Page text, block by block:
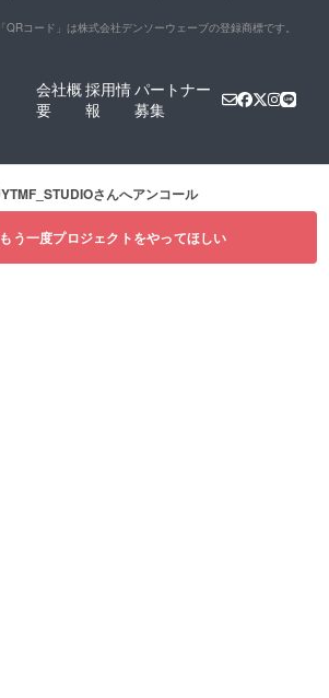
「QRコード」は株式会社デンソーウェーブの登録商標です。
会社概
要
採用情
報
パートナー
募集
YTMF_STUDIOさんへアンコール
もう一度プロジェクトをやってほしい